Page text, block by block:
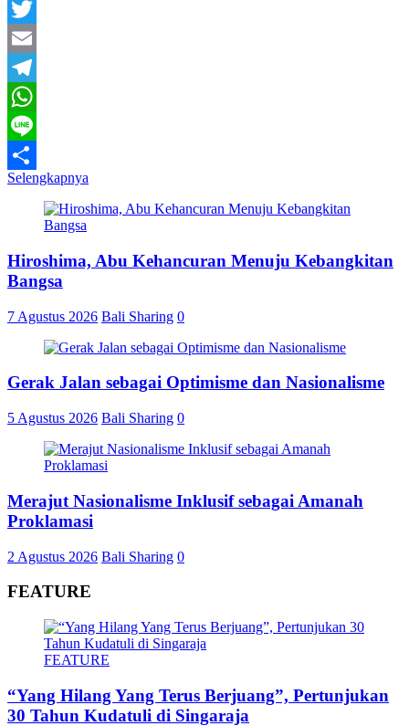
Facebook
Twitter
Email
Telegram
WhatsApp
Line
Share
Selengkapnya
Hiroshima, Abu Kehancuran Menuju Kebangkitan
Bangsa
7 Agustus 2026 Bali Sharing 0
Gerak Jalan sebagai Optimisme dan Nasionalisme
5 Agustus 2026 Bali Sharing 0
Merajut Nasionalisme Inklusif sebagai Amanah
Proklamasi
2 Agustus 2026 Bali Sharing 0
FEATURE
FEATURE
“Yang Hilang Yang Terus Berjuang”, Pertunjukan
30 Tahun Kudatuli di Singaraja